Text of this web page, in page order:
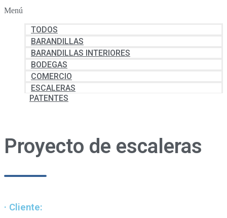
Menú
TODOS
BARANDILLAS
BARANDILLAS INTERIORES
BODEGAS
COMERCIO
ESCALERAS
PATENTES
Proyecto de escaleras
· Cliente: